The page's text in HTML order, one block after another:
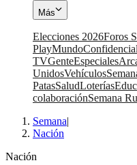
Más
Elecciones 2026Foros
PlayMundo
TVGenteEspeciales
UnidosVehículos
PatasSaludLoterías
colaboraciónSemana
Semana|
Nación
Nación